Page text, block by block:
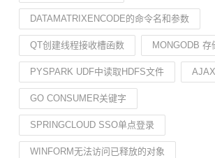
DATAMATRIXENCODE的命令名和参数
QT创建线程接收槽函数 MONGODB 存
PYSPARK UDF中读取HDFS文件
GO CONSUMER关键字
SPRINGCLOUD SSO单点登录
WINFORM无法访问已释放的对象